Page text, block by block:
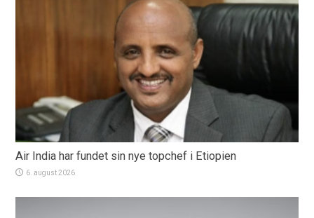
Air India har fundet sin nye topchef i Etiopien
6. august 2026